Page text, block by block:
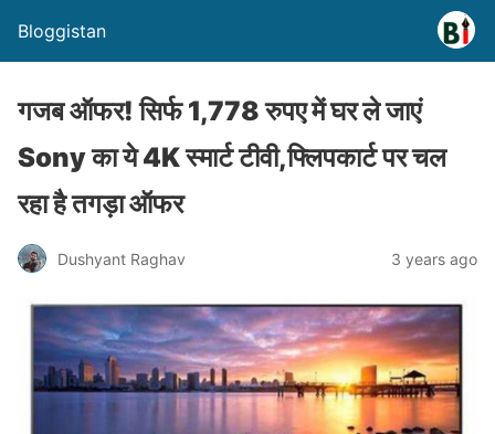
Bloggistan
गजब ऑफर! सिर्फ 1,778 रुपए में घर ले जाएं
Sony का ये 4K स्मार्ट टीवी,फ्लिपकार्ट पर चल
रहा है तगड़ा ऑफर
Dushyant Raghav 3 years ago